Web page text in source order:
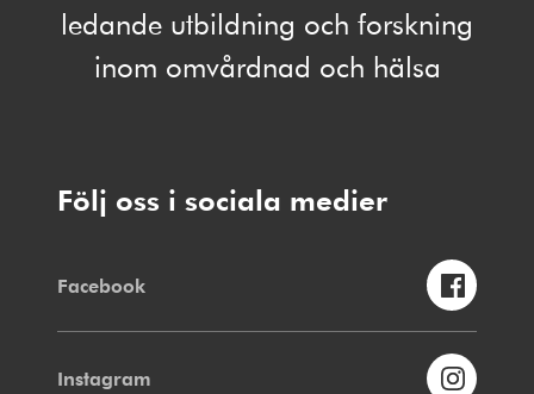
ledande utbildning och forskning
inom omvårdnad och hälsa
Följ oss i sociala medier
Facebook
Instagram